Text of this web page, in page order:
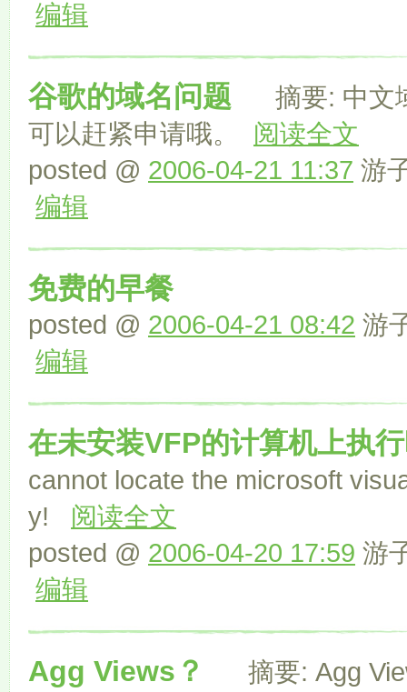
编辑
谷歌的域名问题 摘要: 中文
可以赶紧申请哦。 阅读全文
posted @ 2006-04-21 11:37 游
编辑
免费的早餐
posted @ 2006-04-21 08:42 游
编辑
在未安装VFP的计算机上执
cannot locate the microsoft
y! 阅读全文
posted @ 2006-04-20 17:59 游
编辑
Agg Views？
摘要: Agg